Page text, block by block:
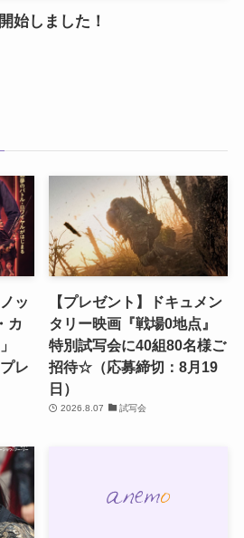
始しました！
ッ
カ
」
レ
【プレゼント】ドキュメン
タリー映画『戦場0地点』
特別試写会に40組80名様ご
招待☆（応募締切：8月19
日）
2026.8.07 試写会